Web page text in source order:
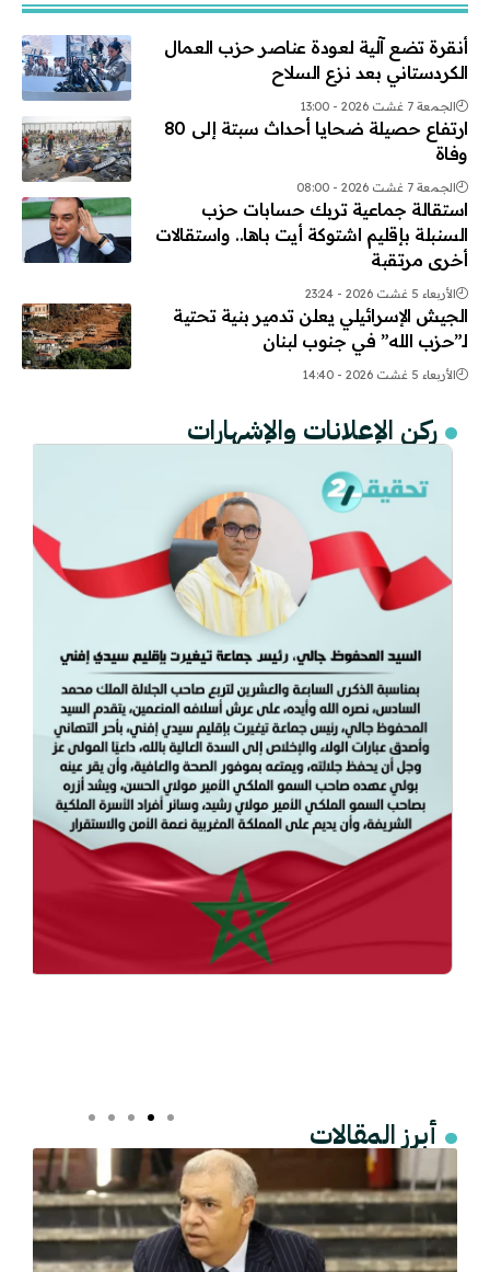
أنقرة تضع آلية لعودة عناصر حزب العمال
الكردستاني بعد نزع السلاح
الجمعة 7 غشت 2026 - 13:00
ارتفاع حصيلة ضحايا أحداث سبتة إلى 80
وفاة
الجمعة 7 غشت 2026 - 08:00
استقالة جماعية تربك حسابات حزب
السنبلة بإقليم اشتوكة أيت باها.. واستقالات
أخرى مرتقبة
الأربعاء 5 غشت 2026 - 23:24
الجيش الإسرائيلي يعلن تدمير بنية تحتية
لـ”حزب الله” في جنوب لبنان
الأربعاء 5 غشت 2026 - 14:40
ركن الإعلانات والإشهارات
أبرز المقالات